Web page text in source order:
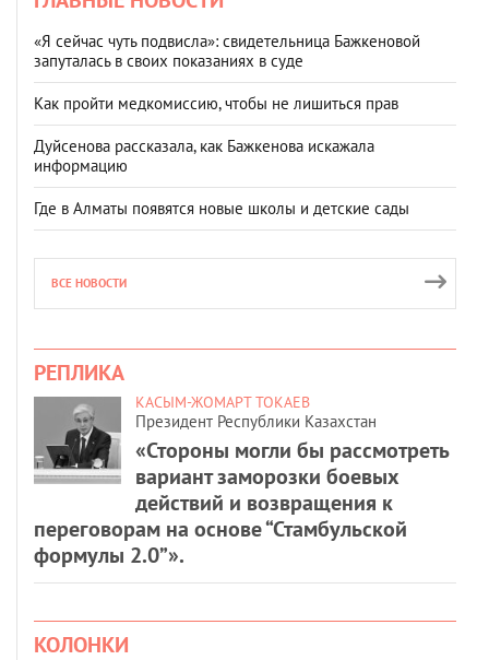
«Я сейчас чуть подвисла»: свидетельница Бажкеновой
запуталась в своих показаниях в суде
Как пройти медкомиссию, чтобы не лишиться прав
Дуйсенова рассказала, как Бажкенова искажала
информацию
Где в Алматы появятся новые школы и детские сады
ВСЕ НОВОСТИ
РЕПЛИКА
КАСЫМ-ЖОМАРТ ТОКАЕВ
Президент Республики Казахстан
«Стороны могли бы рассмотреть
вариант заморозки боевых
действий и возвращения к
переговорам на основе “Стамбульской
формулы 2.0”».
КОЛОНКИ